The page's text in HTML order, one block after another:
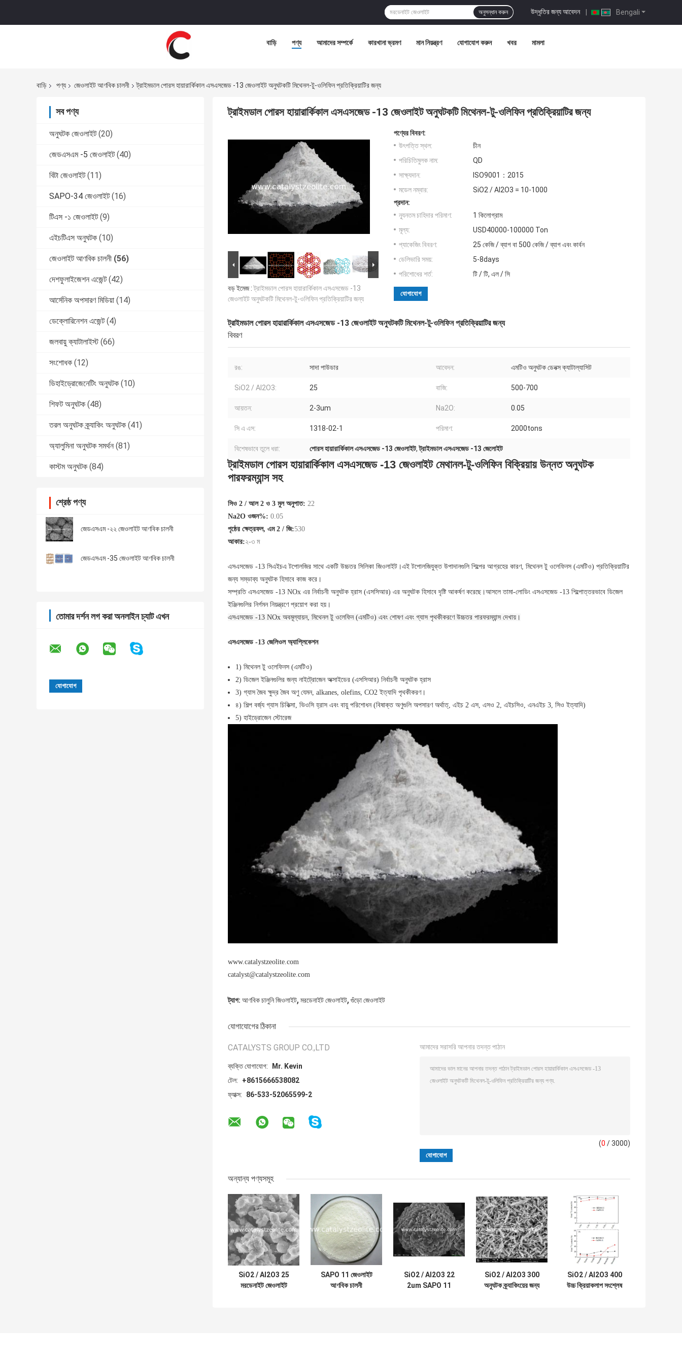
Bengali
উদ্ধৃতির জন্য আবেদন |
অনুসন্ধান করুন
বাড়ি পণ্য আমাদের সম্পর্কে কারখানা ভ্রমণ মান নিয়ন্ত্রণ যোগাযোগ করুন খবর মামলা
বাড়ি পণ্য জেওলাইট আণবিক চালনী ট্রাইমডাল পোরস হায়ারার্কিকাল এসএসজেড -13 জেওলাইট অনুঘটকটি মিথেনল-টু-ওলিফিন প্রতিক্রিয়াটির জন্য
সব পণ্য
অনুঘটক জেওলাইট (20)
জেডএসএম -5 জেওলাইট (40)
বিটা জেওলাইট (11)
SAPO-34 জেওলাইট (16)
টিএস -১ জেওলাইট (9)
এইচটিএস অনুঘটক (10)
জেওলাইট আণবিক চালনী (56)
দেশফুলাইজেশন এজেন্ট (42)
আর্সেনিক অপসারণ মিডিয়া (14)
ডেক্লোরিনেশন এজেন্ট (4)
জলবায়ু ক্যাটালাইস্ট (66)
সংশোধক (12)
ডিহাইড্রোজেনেটিং অনুঘটক (10)
শিফট অনুঘটক (48)
তরল অনুঘটক ক্র্যাকিং অনুঘটক (41)
অ্যালুমিনা অনুঘটক সমর্থন (81)
কাস্টম অনুঘটক (84)
শ্রেষ্ঠ পণ্য
জেডএসএম -২২ জেওলাইট আণবিক চালনী
জেডএসএম -35 জেওলাইট আণবিক চালনী
তোমার দর্শন লগ করা অনলাইন চ্যাট এখন
ট্রাইমডাল পোরস হায়ারার্কিকাল এসএসজেড -13 জেওলাইট অনুঘটকটি মিথেনল-টু-ওলিফিন প্রতিক্রিয়াটির জন্য
বড় ইমেজ :ট্রাইমডাল পোরস হায়ারার্কিকাল এসএসজেড -13
জেওলাইট অনুঘটকটি মিথেনল-টু-ওলিফিন প্রতিক্রিয়াটির জন্য
পণ্যের বিবরণ:
উৎপত্তি স্থল:
চীন
পরিচিতিমুলক নাম:
QD
সাক্ষ্যদান:
ISO9001：2015
মডেল নম্বার:
SiO2 / Al2O3 = 10-1000
প্রদান:
ন্যূনতম চাহিদার পরিমাণ:
1 কিলোগ্রাম
মূল্য:
USD40000-100000 Ton
প্যাকেজিং বিবরণ:
25 কেজি / ব্যাগ বা 500 কেজি / ব্যাগ এবং কার্বন
ডেলিভারি সময়:
5-8days
পরিশোধের শর্ত:
টি / টি, এল / সি
যোগাযোগ
ট্রাইমডাল পোরস হায়ারার্কিকাল এসএসজেড -13 জেওলাইট অনুঘটকটি মিথেনল-টু-ওলিফিন প্রতিক্রিয়াটির জন্য
বিবরণ
রঙ: সাদা পাউডার আবেদন: এমটিও অনুঘটক ডেনক্স ক্যাটাল্যাসিট
SiO2 / Al2O3: 25 বাজি: 500-700
আয়তন: 2-3um Na2O: 0.05
সি এ এস: 1318-02-1 পরিমাণ: 2000tons
বিশেষভাবে তুলে ধরা: পোরস হায়ারার্কিকাল এসএসজেড -13 জেওলাইট,ট্রাইমডাল এসএসজেড -13 জেলোইট
ট্রাইমডাল পোরস হায়ারার্কিকাল এসএসজেড -13 জেওলাইট মেথানল-টু-ওলিফিন বিক্রিয়ায় উন্নত অনুঘটক
পারফরম্যান্স সহ
সিও 2 / আল 2 ও 3 মুল অনুপাত: 22
Na2O ওজন%: 0.05
পৃষ্ঠের ক্ষেত্রফল, এম 2 / জি:530
আকার:২-৩ ম
এসএসজেড -13 সিএইচএ টপোলজির সাথে একটি উচ্চতর সিলিকা জিওলাইট।এই টপোলজিযুক্ত উপাদানগুলি শিল্পের আগ্রহের কারণ, মিথেনল টু ওলেফিনস (এমটিও) প্রতিক্রিয়াটির
জন্য সম্ভাব্য অনুঘটক হিসাবে কাজ করে।
সম্প্রতি এসএসজেড -13 NOx এর নির্বাচনী অনুঘটক হ্রাস (এসসিআর) এর অনুঘটক হিসাবে দৃষ্টি আকর্ষণ করেছে।আসলে তামা-লোডিং এসএসজেড -13 শিল্পোত্তরভাবে ডিজেল
ইঞ্জিনগুলির নির্গমন নিয়ন্ত্রণে প্রয়োগ করা হয়।
এসএসজেড -13 NOx অবমূল্যায়ন, মিথেনল টু ওলেফিন (এমটিও) এবং শোষণ এবং গ্যাস পৃথকীকরণে উচ্চতর পারফরম্যান্স দেখায়।
এসএসজেড -13 জেলিওল অ্যাপ্লিকেশন
1) মিথেনল টু ওলেফিনস (এমটিও)
2) ডিজেল ইঞ্জিনগুলির জন্য নাইট্রোজেন অক্সাইডের (এসসিআর) নির্বাচনী অনুঘটক হ্রাস
3) গ্যাস জৈব ক্ষুদ্র জৈব অণু যেমন, alkanes, olefins, CO2 ইত্যাদি পৃথকীকরণ।
৪) শিল্প বর্জ্য গ্যাস চিকিত্সা, ভিওসি হ্রাস এবং বায়ু পরিশোধন (বিষাক্ত অণুগুলি অপসারণ অর্থাত্, এইচ 2 এস, এসও 2, এইচসিও, এনএইচ 3, সিও ইত্যাদি)
5) হাইড্রোজেন স্টোরেজ
www.catalystzeolite.com
catalyst@catalystzeolite.com
ট্যাগ: আণবিক চালুনি জিওলাইট, মরডেনাইট জেওলাইট, গুঁড়ো জেওলাইট
যোগাযোগের ঠিকানা
CATALYSTS GROUP CO.,LTD
ব্যক্তি যোগাযোগ:
Mr. Kevin
টেল:
+8615666538082
ফ্যাক্স:
86-533-52065599-2
আমাদের সরাসরি আপনার তদন্ত পাঠান
(0 / 3000)
অন্যান্য পণ্যসমূহ
SiO2 / Al2O3 25
মরডেনাইট জেওলাইট
SAPO 11 জেওলাইট
আণবিক চালনী
SiO2 / Al2O3 22
2um SAPO 11
SiO2 / Al2O3 300
অনুঘটক ক্র্যাকিংয়ের জন্য
SiO2 / Al2O3 400
উচ্চ ক্রিয়াকলাপ সংশ্লেষ